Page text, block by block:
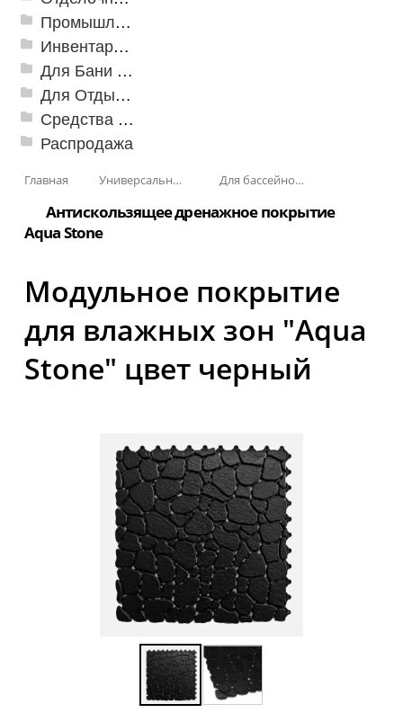
Промышленный текстиль
Инвентарь для клининга
Для Бани и Сауны
Для Отдыха и Пикника
Средства от насекомых и садовых вредителей
Распродажа
Главная Универсальные модульные покрытия Для бассейнов и аквапарков
Антискользящее дренажное покрытие
Aqua Stone
Модульное покрытие
для влажных зон "Aqua
Stone" цвет черный